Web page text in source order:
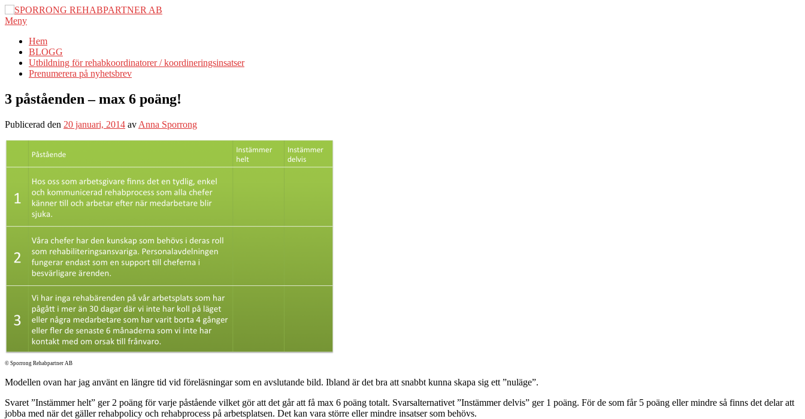
Hoppa
till
Meny
Hem
BLOGG
Utbildning för rehabkoordinatorer / koordineringsinsatser
Prenumerera på nyhetsbrev
3 påståenden – max 6 poäng!
Publicerad den 20 januari, 2014 av Anna Sporrong
© Sporrong Rehabpartner AB
Modellen ovan har jag använt en längre tid vid föreläsningar som en avslutande bild. Ibland är det bra att snabbt kunna skapa sig ett ”nuläge”.
Svaret ”Instämmer helt” ger 2 poäng för varje påstående vilket gör att det går att få max 6 poäng totalt. Svarsalternativet ”Instämmer delvis” ger 1 poäng. För de som får 5 poäng eller mindre så finns det delar att
jobba med när det gäller rehabpolicy och rehabprocess på arbetsplatsen. Det kan vara större eller mindre insatser som behövs.